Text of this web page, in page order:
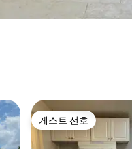
게스트 선호
게스트 선호